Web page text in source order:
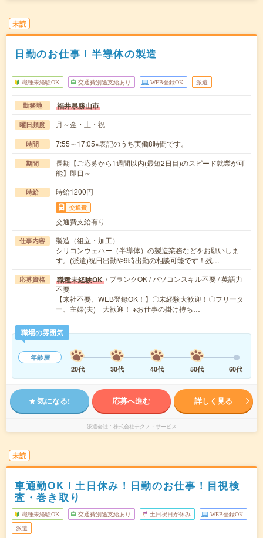
未読
日勤のお仕事！半導体の製造
職種未経験OK 交通費別途支給あり WEB登録OK 派遣
勤務地 福井県勝山市
曜日頻度 月～金・土・祝
時間 7:55～17:05※表記のうち実働8時間です。
期間
長期【ご応募から1週間以内(最短2日目)のスピード就業が可
能】即日～
時給 時給1200円
交通費
交通費支給有り
仕事内容
製造（組立・加工）
シリコンウェハー（半導体）の製造業務などをお願いしま
す。(派遣)祝日出勤や9時出勤の相談可能です！残…
応募資格 職種未経験OK / ブランクOK / パソコンスキル不要 / 英語力
不要
【来社不要、WEB登録OK！】〇未経験大歓迎！〇フリータ
ー、主婦(夫) 大歓迎！ ※お仕事の掛け持ち…
職場の雰囲気
年齢層
20代
30代 40代 50代 60代
気になる! 応募へ進む 詳しく見る
派遣会社 株式会社テクノ・サービス
未読
車通勤OK！土日休み！日勤のお仕事！目視検
査・巻き取り
職種未経験OK 交通費別途支給あり 土日祝日が休み WEB登録OK
派遣